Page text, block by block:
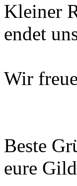
Kleiner
endet
Wir
Beste
eure